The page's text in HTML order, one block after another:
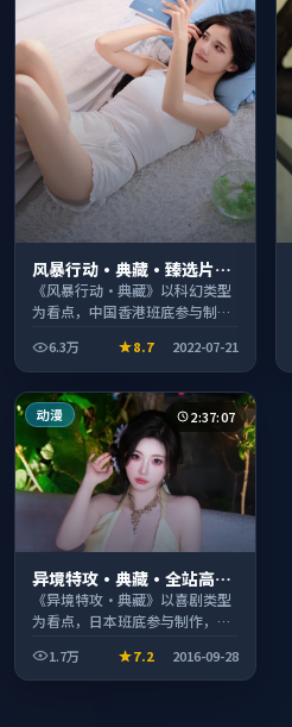
风暴行动·典藏·臻选片单
推荐画质清晰观看流畅
《风暴行动·典藏》以科幻类型
为看点，中国香港班底参与制
休闲时段观看。
6.3万 8.7 2022-07-21
动漫 2:37:07
异境特攻·典藏·全站高分
推荐节奏紧凑值得追看
《异境特攻·典藏》以喜剧类型
为看点，日本班底参与制作，叙
段观看。
1.7万 7.2 2016-09-28